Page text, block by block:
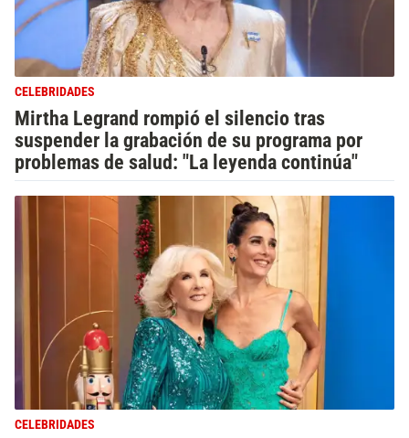
CELEBRIDADES
Mirtha Legrand rompió el silencio tras
suspender la grabación de su programa por
problemas de salud: "La leyenda continúa"
CELEBRIDADES